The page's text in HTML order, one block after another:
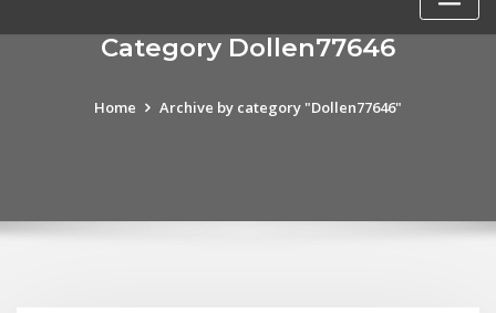
Category Dollen77646
Home Archive by category "Dollen77646"